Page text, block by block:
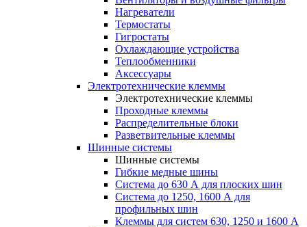
Нагреватели
Термостаты
Гигростаты
Охлаждающие устройства
Теплообменники
Аксессуары
Электротехнические клеммы
Электротехнические клеммы
Проходные клеммы
Распределительные блоки
Разветвительные клеммы
Шинные системы
Шинные системы
Гибкие медные шины
Система до 630 А для плоских шин
Система до 1250, 1600 А для
профильных шин
Клеммы для систем 630, 1250 и 1600 А